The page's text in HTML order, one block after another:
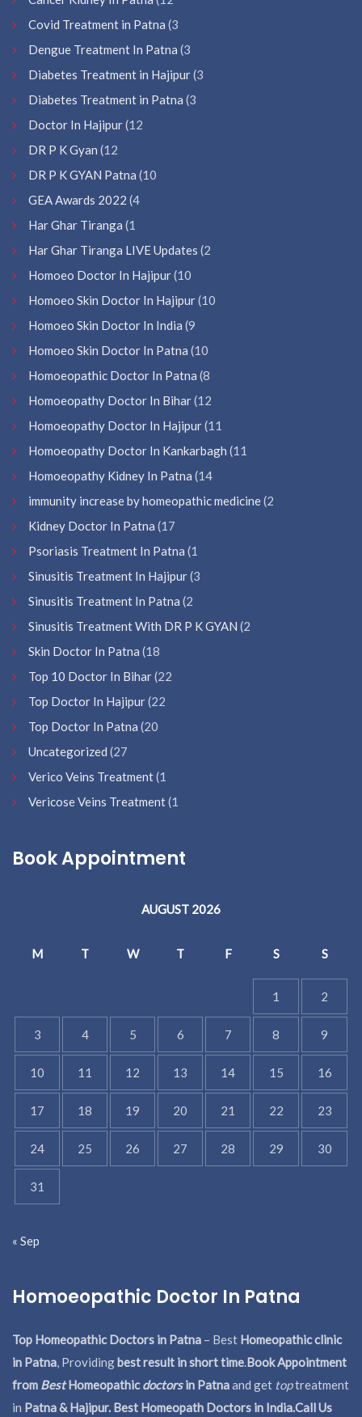
Covid Treatment in Patna (3
Dengue Treatment In Patna (3
Diabetes Treatment in Hajipur(3
Diabetes Treatment in Patna (3
Doctor In Hajipur(12
DR P K Gyan (12
DR P K GYAN Patna (10
GEA Awards 2022 (4
Har Ghar Tiranga (1
Har Ghar Tiranga LIVE Updates (2
Homoeo Doctor In Hajipur(10
Homoeo Skin Doctor In Hajipur(10
Homoeo Skin Doctor In India (9
Homoeo Skin Doctor In Patna (10
Homoeopathic Doctor In Patna (8
Homoeopathy Doctor In Bihar(12
Homoeopathy Doctor In Hajipur(11
Homoeopathy Doctor In Kankarbagh (11
Homoeopathy Kidney In Patna (14
immunity increase by homeopathic medicine(2
Kidney Doctor In Patna (17
Psoriasis Treatment In Patna (1
Sinusitis Treatment In Hajipur(3
Sinusitis Treatment In Patna (2
Sinusitis Treatment With DR P K GYAN (2
Skin Doctor In Patna (18
Top 10 Doctor In Bihar(22
Top Doctor In Hajipur(22
Top Doctor In Patna (20
Uncategorized (27
Verico Veins Treatment(1
Vericose Veins Treatment(1
Book Appointment
AUGUST 2026
M T W T F S S
1 2
3 4 5 6 7 8 9
10 11 12 13 14 15 16
17 18 19 20 21 22 23
24 25 26 27 28 29 30
31
« Sep
Homoeopathic Doctor In Patna
Top Homeopathic Doctors in Patna – Best Homeopathic clinic
in Patna, Providingbest result in short time.Book Appointment
from BestHomeopathicdoctorsin Patnaand get toptreatment
in Patna & Hajipur. Best Homeopath Doctors in India.Call Us